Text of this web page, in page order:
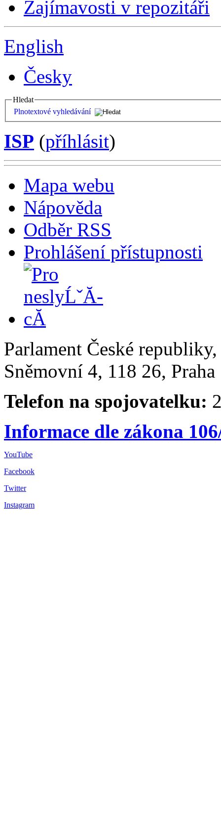
Zajímavosti v repozitáři
English
Česky
Hledat
Plnotextové vyhledávání
ISP (příhlásit)
Mapa webu
Nápověda
Odběr RSS
Prohlášení přístupnosti
Parlament České
Sněmovní 4, 118 26,
Telefon na spojovatelku:
Informace dle zákona
YouTube
Facebook
Twitter
Instagram